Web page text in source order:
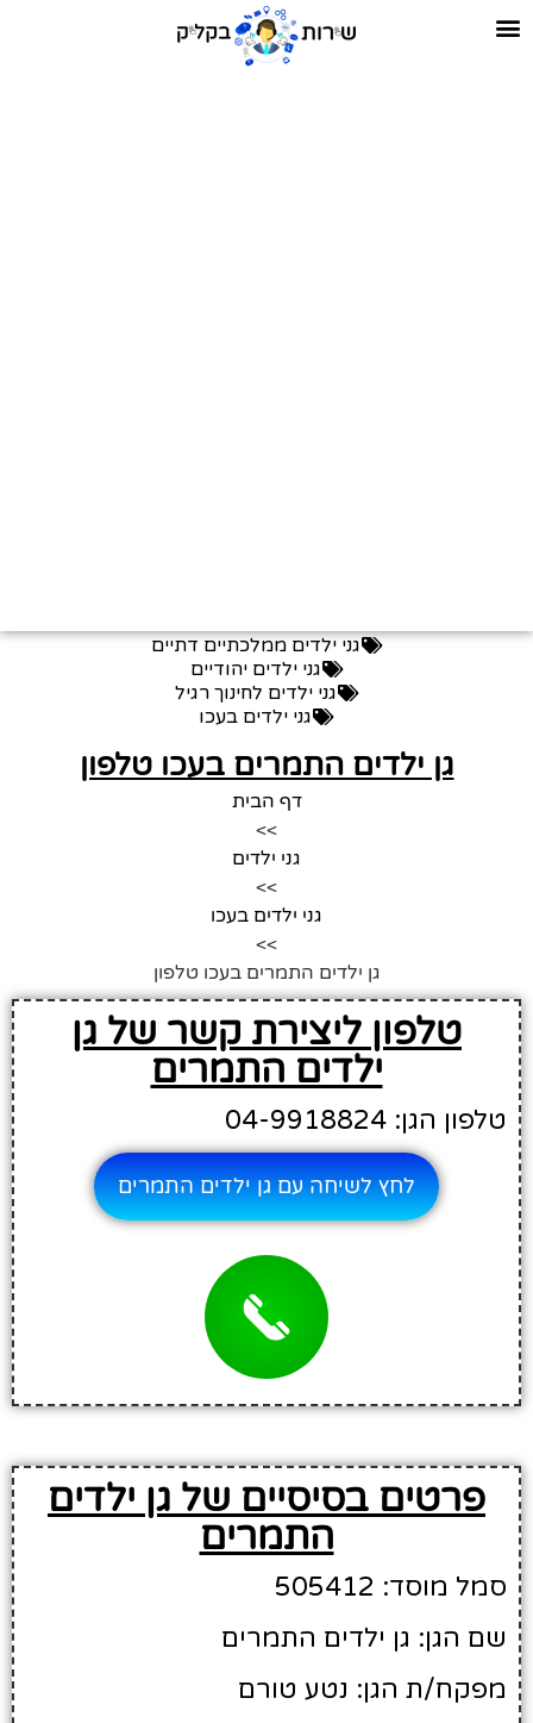
גני ילדים ממלכתיים דתיים
גני ילדים יהודיים
גני ילדים לחינוך רגיל
גני ילדים בעכו
גן ילדים התמרים בעכו טלפון
דף הבית
>>
גני ילדים
>>
גני ילדים בעכו
>>
גן ילדים התמרים בעכו טלפון
טלפון ליצירת קשר של גן
ילדים התמרים
טלפון הגן: 04-9918824
לחץ לשיחה עם גן ילדים התמרים
פרטים בסיסיים של גן ילדים
התמרים
סמל מוסד: 505412
שם הגן: גן ילדים התמרים
מפקח/ת הגן: נטע טורם